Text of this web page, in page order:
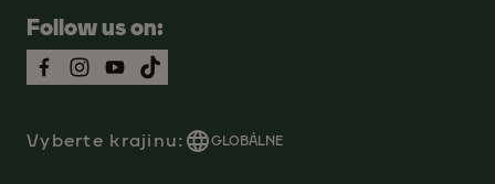
Follow us on:
Vyberte krajinu: GLOBÁLNE